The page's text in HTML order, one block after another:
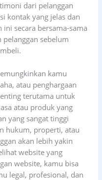
dari pelanggan
kontak yang jelas dan
secara bersama-sama
sebelum
kamu
atau penghargaan
terutama untuk
atau produk yang
yang sangat tinggi
hukum, properti, atau
akan lebih yakin
website yang
website, kamu bisa
legal, profesional, dan